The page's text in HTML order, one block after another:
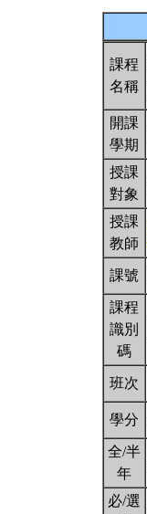
課程
名稱
開課
學期
授課
對象
授課
教師
課號
課程
識別
碼
班次
學分
全/半
年
必/選